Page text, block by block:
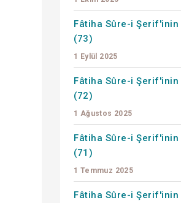
Fâtiha Sûre-i
(73)
1 Eylül 2025
Fâtiha Sûre-i
(72)
1 Ağustos 2025
Fâtiha Sûre-i
(71)
1 Temmuz 2025
Fâtiha Sûre-i